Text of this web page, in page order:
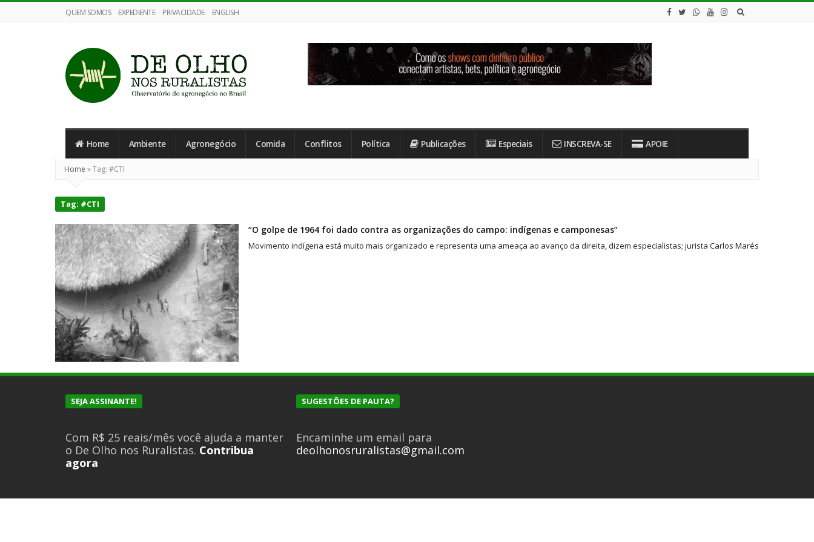
QUEM SOMOS EXPEDIENTE PRIVACIDADE ENGLISH
Olho
nos
Ruralistas
Home Ambiente Agronegócio Comida Conflitos Política Publicações Especiais INSCREVA-SE APOIE
Home »Tag: #CTI
Tag: #CTI
“O golpe de 1964 foi dado contra as organizações do campo: indígenas e camponesas”
Movimento indígena está muito mais organizado e representa uma ameaça ao avanço da direita, dizem especialistas; jurista Carlos Marés
SEJA ASSINANTE!
Com R$ 25 reais/mês você ajuda a manter
o De Olho nos Ruralistas. Contribua
agora
SUGESTÕES DE PAUTA?
Encaminhe um email para
deolhonosruralistas@gmail.com